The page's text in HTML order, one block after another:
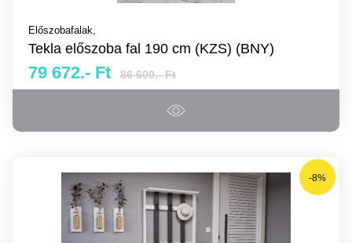
Előszobafalak,
Tekla előszoba fal 190 cm (KZS) (BNY)
79 672.- Ft 86 600.- Ft
-8%